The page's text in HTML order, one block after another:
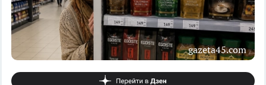
gazeta45.com